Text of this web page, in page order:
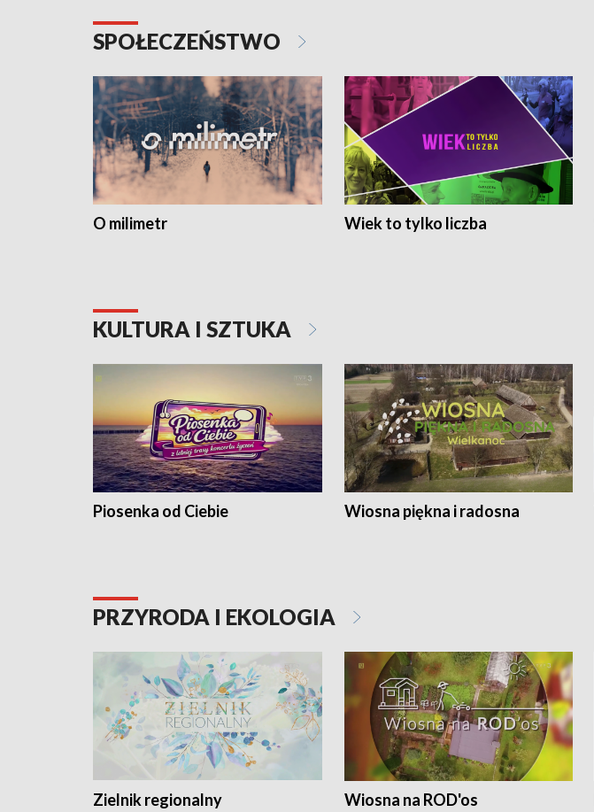
SPOŁECZEŃSTWO
O milimetr Wiek to tylko liczba
KULTURA I SZTUKA
Piosenka od Ciebie Wiosna piękna i radosna
PRZYRODA I EKOLOGIA
Zielnik regionalny Wiosna na ROD'os